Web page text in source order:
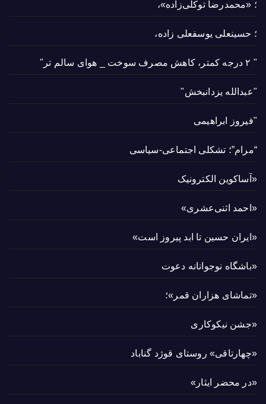
؛ «محمدرضا توکلی‌زاده»،
؛ حسینعلی یوسفعلی زاده،
" ۲ درجه کمتر، کاهش مصرف سوخت _ هوای سالم تر"
"عبدالله یزدانبخش"
"فیروز ابراهیمی
“مرام”؛ تشکلی اجتماعی-سیاسی
«آساکوین الکترونیک
«احمد اثنی‌عشری»
«ایران حسین تا ابد پیروز است»
«باشگاه نوجوانانه دعوت
«تماشای هزاران قمر»؛
«جشن نیکوکاری
«چهارتاقی» روستای قوژد گناباد
«در محضر ایثار»